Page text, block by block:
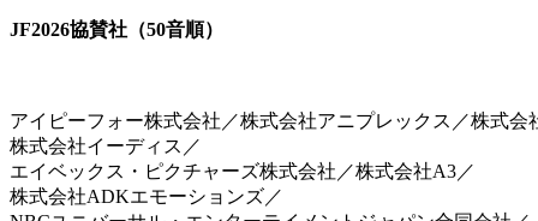
JF2026協賛社（50音順）
アイピーフォー株式会社／株式会社アニプレックス／株式会
株式会社イーディス／
エイベックス・ピクチャーズ株式会社／株式会社A3／
株式会社ADKエモーションズ／